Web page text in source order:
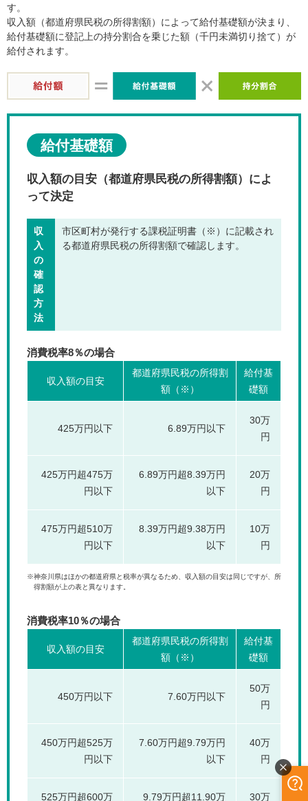
す。
収入額（都道府県民税の所得割額）によって給付基礎額が決まり、
給付基礎額に登記上の持分割合を乗じた額（千円未満切り捨て）が
給付されます。
給付基礎額
収入額の目安（都道府県民税の所得割額）によ
って決定
収
入
の
確
認
方
法
市区町村が発行する課税証明書（※）に記載され
る都道府県民税の所得割額で確認します。
消費税率8％の場合
収入額の目安
都道府県民税の所得割
額（※）
給付基
礎額
425万円以下 6.89万円以下
30万
円
425万円超475万
円以下
6.89万円超8.39万円
以下
20万
円
475万円超510万
円以下
8.39万円超9.38万円
以下
10万
円
※神奈川県はほかの都道府県と税率が異なるため、収入額の目安は同じですが、所
得割額が上の表と異なります。
消費税率10％の場合
収入額の目安
都道府県民税の所得割
額（※）
給付基
礎額
450万円以下 7.60万円以下
50万
円
450万円超525万
円以下
7.60万円超9.79万円
以下
40万
円
525万円超600万 9.79万円超11.90万 30万